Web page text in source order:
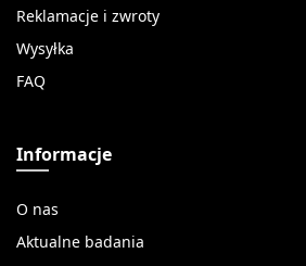
Reklamacje i zwroty
Wysyłka
FAQ
Informacje
O nas
Aktualne badania